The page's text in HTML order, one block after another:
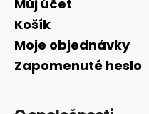
Můj účet
Košík
Moje objednávky
Zapomenuté heslo